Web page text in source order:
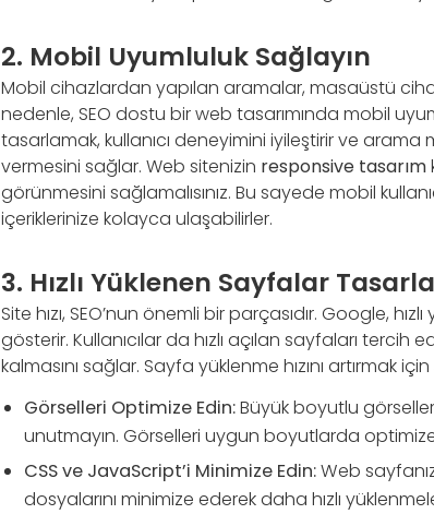
2. Mobil Uyumluluk Sağlayın
Mobil cihazlardan yapılan aramalar, masaüstü
nedenle, SEO dostu bir web tasarımında mobil
tasarlamak, kullanıcı deneyimini iyileştirir ve
vermesini sağlar. Web sitenizin responsive tasarım
görünmesini sağlamalısınız. Bu sayede mobil
içeriklerinize kolayca ulaşabilirler.
3. Hızlı Yüklenen Sayfalar
Site hızı, SEO’nun önemli bir parçasıdır. Google,
gösterir. Kullanıcılar da hızlı açılan sayfaları
kalmasını sağlar. Sayfa yüklenme hızını artırmak
Görselleri Optimize Edin:Büyük boyutlu
unutmayın. Görselleri uygun boyutlarda
CSS ve JavaScript’i Minimize Edin:Web
dosyalarını minimize ederek daha hızlı